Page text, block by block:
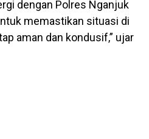
dengan Polres Nganjuk
memastikan situasi di
aman dan kondusif,” ujar